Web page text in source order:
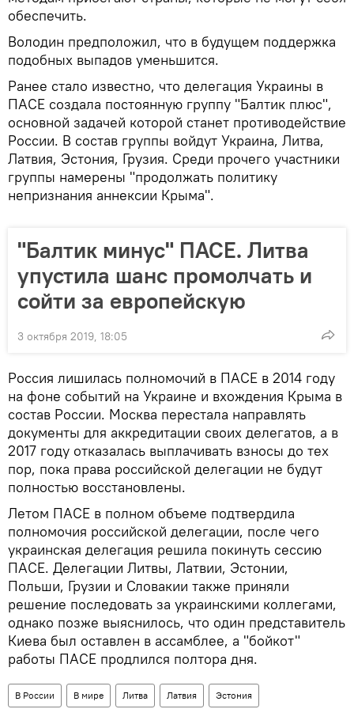
обеспечить.
Володин предположил, что в будущем поддержка
подобных выпадов уменьшится.
Ранее стало известно, что делегация Украины в
ПАСЕ создала постоянную группу "Балтик плюс",
основной задачей которой станет противодействие
России. В состав группы войдут Украина, Литва,
Латвия, Эстония, Грузия. Среди прочего участники
группы намерены "продолжать политику
непризнания аннексии Крыма".
"Балтик минус" ПАСЕ. Литва
упустила шанс промолчать и
сойти за европейскую
3 октября 2019, 18:05
Россия лишилась полномочий в ПАСЕ в 2014 году
на фоне событий на Украине и вхождения Крыма в
состав России. Москва перестала направлять
документы для аккредитации своих делегатов, а в
2017 году отказалась выплачивать взносы до тех
пор, пока права российской делегации не будут
полностью восстановлены.
Летом ПАСЕ в полном объеме подтвердила
полномочия российской делегации, после чего
украинская делегация решила покинуть сессию
ПАСЕ. Делегации Литвы, Латвии, Эстонии,
Польши, Грузии и Словакии также приняли
решение последовать за украинскими коллегами,
однако позже выяснилось, что один представитель
Киева был оставлен в ассамблее, а "бойкот"
работы ПАСЕ продлился полтора дня.
В России В мире Литва Латвия Эстония